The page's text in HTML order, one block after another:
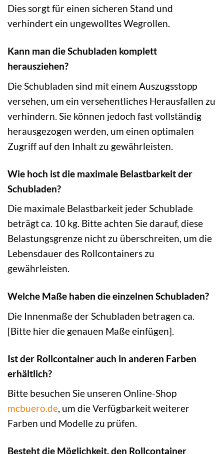
Dies sorgt für einen sicheren Stand und
verhindert ein ungewolltes Wegrollen.
Kann man die Schubladen komplett
herausziehen?
Die Schubladen sind mit einem Auszugsstopp
versehen, um ein versehentliches Herausfallen zu
verhindern. Sie können jedoch fast vollständig
herausgezogen werden, um einen optimalen
Zugriff auf den Inhalt zu gewährleisten.
Wie hoch ist die maximale Belastbarkeit der
Schubladen?
Die maximale Belastbarkeit jeder Schublade
beträgt ca. 10 kg. Bitte achten Sie darauf, diese
Belastungsgrenze nicht zu überschreiten, um die
Lebensdauer des Rollcontainers zu
gewährleisten.
Welche Maße haben die einzelnen Schubladen?
Die Innenmaße der Schubladen betragen ca.
[Bitte hier die genauen Maße einfügen].
Ist der Rollcontainer auch in anderen Farben
erhältlich?
Bitte besuchen Sie unseren Online-Shop
mcbuero.de, um die Verfügbarkeit weiterer
Farben und Modelle zu prüfen.
Besteht die Möglichkeit, den Rollcontainer